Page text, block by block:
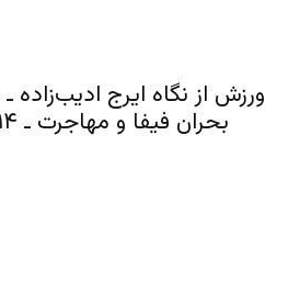
ورزش از نگاه ایرج
بحران فیفا و مهاجرت ـ ۱۴ مرداد / ۵ آگوست